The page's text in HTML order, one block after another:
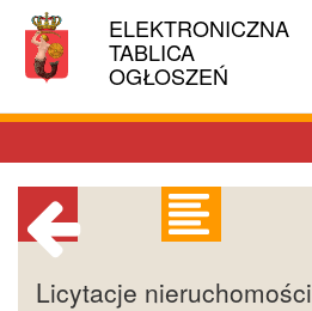
Linki
ułatwień
dostępu
MIASTO
STOŁECZNE
WARSZAWA
ELEKTRONICZNA
TABLICA
OGŁOSZEŃ
doLicytacje nieruchomości